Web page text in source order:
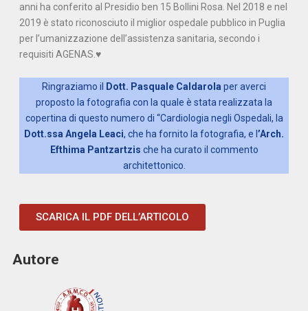
anni ha conferito al Presidio ben 15 Bollini Rosa. Nel 2018 e nel
2019 è stato riconosciuto il miglior ospedale pubblico in Puglia
per l’umanizzazione dell’assistenza sanitaria, secondo i
requisiti AGENAS.♥
Ringraziamo il Dott. Pasquale Caldarola per averci
proposto la fotografia con la quale è stata realizzata la
copertina di questo numero di “Cardiologia negli Ospedali, la
Dott.ssa Angela Leaci, che ha fornito la fotografia, e l ’Arch.
Efthima Pantzartzis che ha curato il commento
architettonico.
SCARICA IL PDF DELL’ARTICOLO
Autore